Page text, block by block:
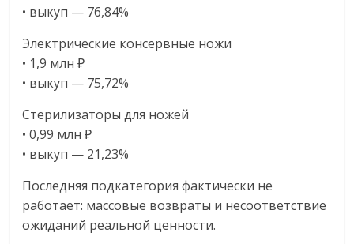
• выкуп — 76,84%
Электрические консервные ножи
• 1,9 млн ₽
• выкуп — 75,72%
Стерилизаторы для ножей
• 0,99 млн ₽
• выкуп — 21,23%
Последняя подкатегория фактически не
работает: массовые возвраты и несоответствие
ожиданий реальной ценности.